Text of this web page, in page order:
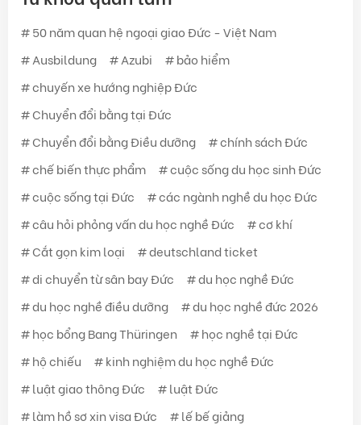
50 năm quan hệ ngoại giao Đức - Việt Nam
Ausbildung
Azubi
bảo hiểm
chuyến xe hướng nghiệp Đức
Chuyển đổi bằng tại Đức
Chuyển đổi bằng Điều dưỡng
chính sách Đức
chế biến thực phẩm
cuộc sống du học sinh Đức
cuộc sống tại Đức
các ngành nghề du học Đức
câu hỏi phỏng vấn du học nghề Đức
cơ khí
Cắt gọn kim loại
deutschland ticket
di chuyển từ sân bay Đức
du học nghề Đức
du học nghề điều dưỡng
du học nghề đức 2026
học bổng Bang Thüringen
học nghề tại Đức
hộ chiếu
kinh nghiệm du học nghề Đức
luật giao thông Đức
luật Đức
làm hồ sơ xin visa Đức
lế bế giảng